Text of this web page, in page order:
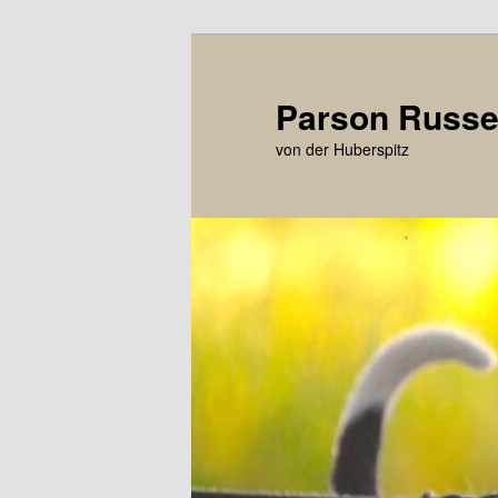
Parson
von der Huberspitz